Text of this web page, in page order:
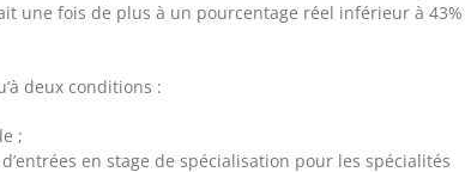
une fois de plus à un pourcentage réel inférieur à 43%
deux conditions :
;
en stage de spécialisation pour les spécialités